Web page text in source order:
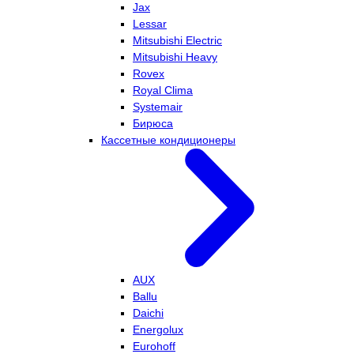
Jax
Lessar
Mitsubishi Electric
Mitsubishi Heavy
Rovex
Royal Clima
Systemair
Бирюса
Кассетные кондиционеры
AUX
Ballu
Daichi
Energolux
Eurohoff